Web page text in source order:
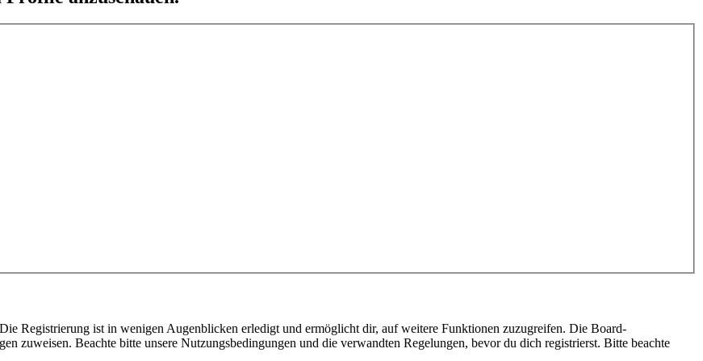
Registrierung ist in wenigen Augenblicken erledigt und ermöglicht dir, auf weitere Funktionen zuzugreifen. Die Board-
zuweisen. Beachte bitte unsere Nutzungsbedingungen und die verwandten Regelungen, bevor du dich registrierst. Bitte beachte